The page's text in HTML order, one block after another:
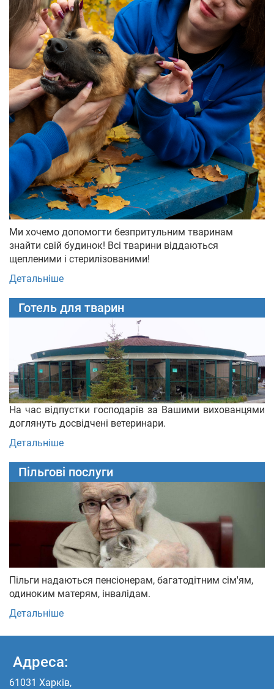
Ми хочемо допомогти безпритульним тваринам
знайти свій будинок! Всі тварини віддаються
щепленими і стерилізованими!
Детальніше
Готель для тварин
На час відпустки господарів за Вашими вихованцями
доглянуть досвідчені ветеринари.
Детальніше
Пільгові послуги
Пільги надаються пенсіонерам, багатодітним сім'ям,
одиноким матерям, інвалідам.
Детальніше
Адреса:
61031 Харків,